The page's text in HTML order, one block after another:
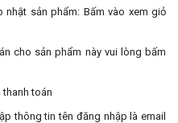
nhật sản phẩm: Bấm vào xem giỏ
cho sản phẩm này vui lòng bấm
toán
thông tin tên đăng nhập là email